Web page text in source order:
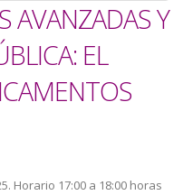
AVANZADAS Y
EL
Horario 17:00 a 18:00 horas